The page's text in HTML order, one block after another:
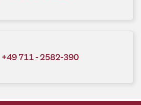
+49 711 - 2582-390